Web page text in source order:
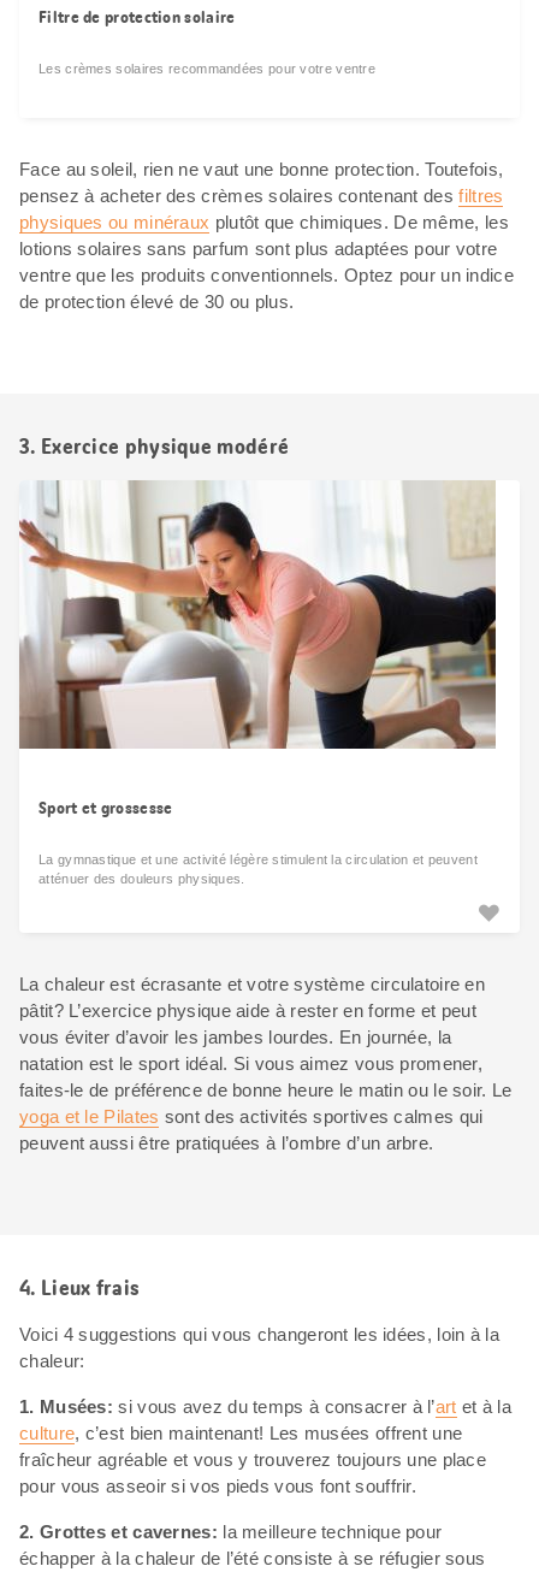
Filtre de protection solaire
Les crèmes solaires recommandées pour votre ventre
Face au soleil, rien ne vaut une bonne protection. Toutefois,
pensez à acheter des crèmes solaires contenant desfiltres
physiques ou minéraux plutôt que chimiques. De même, les
lotions solaires sans parfum sont plus adaptées pour votre
ventre que les produits conventionnels. Optez pour un indice
de protection élevé de 30 ou plus.
3. Exercice physique modéré
Sport et grossesse
La gymnastique et une activité légère stimulent la circulation et peuvent
atténuer des douleurs physiques.
La chaleur est écrasante et votre système circulatoire en
pâtit? L’exercice physique aide à rester en forme et peut
vous éviter d’avoir les jambes lourdes. En journée, la
natation est le sport idéal. Si vous aimez vous promener,
faites-le de préférence de bonne heure le matin ou le soir. Le
yoga et le Pilates sont des activités sportives calmes qui
peuvent aussi être pratiquées à l’ombre d’un arbre.
4. Lieux frais
Voici 4 suggestions qui vous changeront les idées, loin à la
chaleur:
1. Musées: si vous avez du temps à consacrer à l’art et à la
culture, c’est bien maintenant! Les musées offrent une
fraîcheur agréable et vous y trouverez toujours une place
pour vous asseoir si vos pieds vous font souffrir.
2. Grottes et cavernes: la meilleure technique pour
échapper à la chaleur de l’été consiste à se réfugier sous